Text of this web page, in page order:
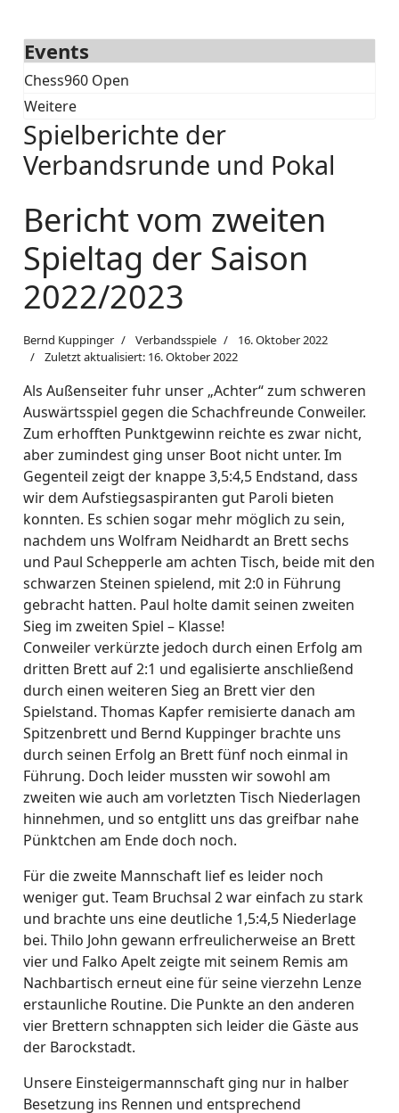
Events
Chess960 Open
Weitere
Spielberichte der
Verbandsrunde und Pokal
Bericht vom zweiten
Spieltag der Saison
2022/2023
Bernd Kuppinger Verbandsspiele
16. Oktober 2022
Zuletzt aktualisiert: 16. Oktober 2022
Als Außenseiter fuhr unser „Achter“ zum schweren
Auswärtsspiel gegen die Schachfreunde Conweiler.
Zum erhofften Punktgewinn reichte es zwar nicht,
aber zumindest ging unser Boot nicht unter. Im
Gegenteil zeigt der knappe 3,5:4,5 Endstand, dass
wir dem Aufstiegsaspiranten gut Paroli bieten
konnten. Es schien sogar mehr möglich zu sein,
nachdem uns Wolfram Neidhardt an Brett sechs
und Paul Schepperle am achten Tisch, beide mit den
schwarzen Steinen spielend, mit 2:0 in Führung
gebracht hatten. Paul holte damit seinen zweiten
Sieg im zweiten Spiel – Klasse!
Conweiler verkürzte jedoch durch einen Erfolg am
dritten Brett auf 2:1 und egalisierte anschließend
durch einen weiteren Sieg an Brett vier den
Spielstand. Thomas Kapfer remisierte danach am
Spitzenbrett und Bernd Kuppinger brachte uns
durch seinen Erfolg an Brett fünf noch einmal in
Führung. Doch leider mussten wir sowohl am
zweiten wie auch am vorletzten Tisch Niederlagen
hinnehmen, und so entglitt uns das greifbar nahe
Pünktchen am Ende doch noch.
Für die zweite Mannschaft lief es leider noch
weniger gut. Team Bruchsal 2 war einfach zu stark
und brachte uns eine deutliche 1,5:4,5 Niederlage
bei. Thilo John gewann erfreulicherweise an Brett
vier und Falko Apelt zeigte mit seinem Remis am
Nachbartisch erneut eine für seine vierzehn Lenze
erstaunliche Routine. Die Punkte an den anderen
vier Brettern schnappten sich leider die Gäste aus
der Barockstadt.
Unsere Einsteigermannschaft ging nur in halber
Besetzung ins Rennen und entsprechend